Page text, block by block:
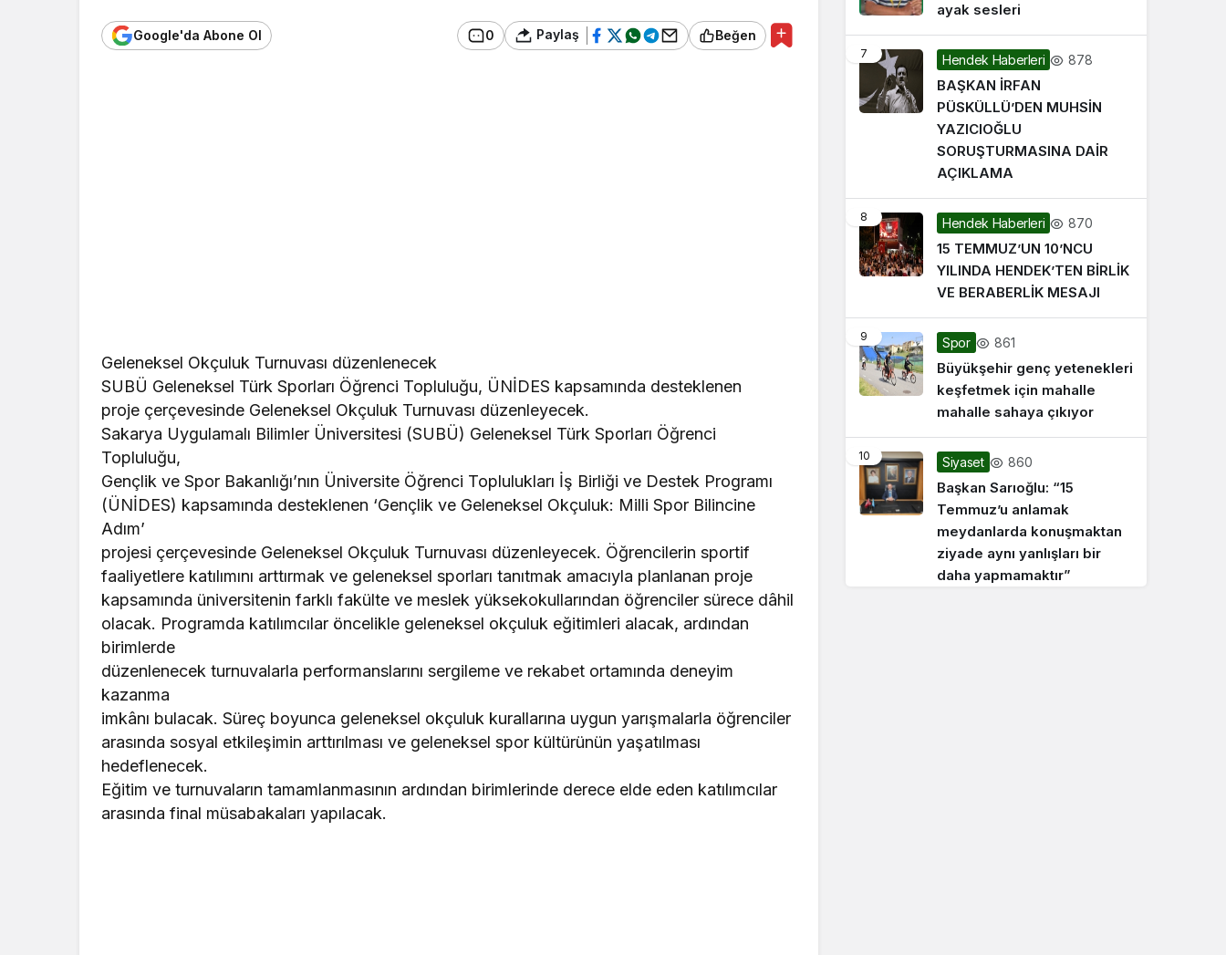
Google'da Abone Ol 0 Paylaş Beğen
Geleneksel Okçuluk Turnuvası düzenlenecek
SUBÜ Geleneksel Türk Sporları Öğrenci Topluluğu, ÜNİDES kapsamında desteklenen
proje çerçevesinde Geleneksel Okçuluk Turnuvası düzenleyecek.
Sakarya Uygulamalı Bilimler Üniversitesi (SUBÜ) Geleneksel Türk Sporları Öğrenci
Topluluğu,
Gençlik ve Spor Bakanlığı’nın Üniversite Öğrenci Toplulukları İş Birliği ve Destek Programı
(ÜNİDES) kapsamında desteklenen ‘Gençlik ve Geleneksel Okçuluk: Milli Spor Bilincine
Adım’
projesi çerçevesinde Geleneksel Okçuluk Turnuvası düzenleyecek. Öğrencilerin sportif
faaliyetlere katılımını arttırmak ve geleneksel sporları tanıtmak amacıyla planlanan proje
kapsamında üniversitenin farklı fakülte ve meslek yüksekokullarından öğrenciler sürece dâhil
olacak. Programda katılımcılar öncelikle geleneksel okçuluk eğitimleri alacak, ardından
birimlerde
düzenlenecek turnuvalarla performanslarını sergileme ve rekabet ortamında deneyim
kazanma
imkânı bulacak. Süreç boyunca geleneksel okçuluk kurallarına uygun yarışmalarla öğrenciler
arasında sosyal etkileşimin arttırılması ve geleneksel spor kültürünün yaşatılması
hedeflenecek.
Eğitim ve turnuvaların tamamlanmasının ardından birimlerinde derece elde eden katılımcılar
arasında final müsabakaları yapılacak.
ayak sesleri
7 Hendek Haberleri 878
BAŞKAN İRFAN
PÜSKÜLLÜ’DEN MUHSİN
YAZICIOĞLU
SORUŞTURMASINA DAİR
AÇIKLAMA
8 Hendek Haberleri 870
15 TEMMUZ’UN 10’NCU
YILINDA HENDEK’TEN BİRLİK
VE BERABERLİK MESAJI
9 Spor 861
Büyükşehir genç yetenekleri
keşfetmek için mahalle
mahalle sahaya çıkıyor
10 Siyaset 860
Başkan Sarıoğlu: “15
Temmuz’u anlamak
meydanlarda konuşmaktan
ziyade aynı yanlışları bir
daha yapmamaktır”